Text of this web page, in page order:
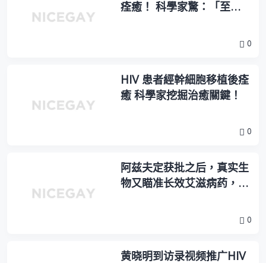
痊癒！ 科學家驚：「至今
0
HIV 患者經幹細胞移植後痊
癒 科學家挖掘治癒關鍵！
0
阿兹夫定获批之后，真实生
物又瞄准长效艾滋病药，和
0
黄晓明到访录视频推广HIV